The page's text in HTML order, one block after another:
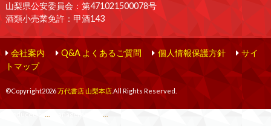
山梨県公安委員会：第471021500078号
酒類小売業免許：甲酒143
会社案内 Q&A よくあるご質問 個人情報保護方針
サイ
トマップ
©Copyright2026万代書店 山梨本店.All Rights Reserved.
... ...